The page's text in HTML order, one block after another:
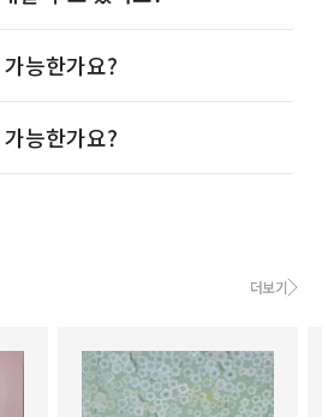
능한가요?
능한가요?
더보기